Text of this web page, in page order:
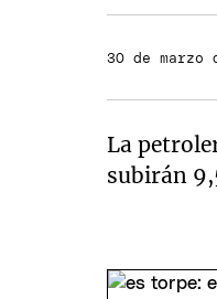
30 de marzo
La
subirán